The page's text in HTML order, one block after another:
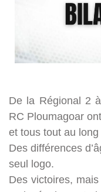
De la Régional 2
RC Ploumagoar
et tous tout au
Des différences
seul logo.
Des victoires,